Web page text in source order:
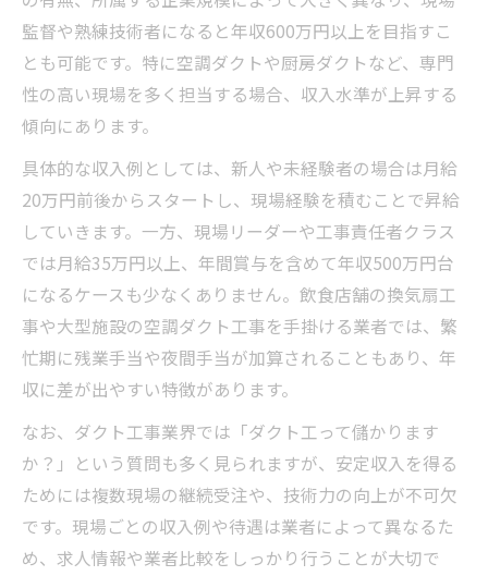
監督や熟練技術者になると年収600万円以上を目指すこ
とも可能です。特に空調ダクトや厨房ダクトなど、専門
性の高い現場を多く担当する場合、収入水準が上昇する
傾向にあります。
具体的な収入例としては、新人や未経験者の場合は月給
20万円前後からスタートし、現場経験を積むことで昇給
していきます。一方、現場リーダーや工事責任者クラス
では月給35万円以上、年間賞与を含めて年収500万円台
になるケースも少なくありません。飲食店舗の換気扇工
事や大型施設の空調ダクト工事を手掛ける業者では、繁
忙期に残業手当や夜間手当が加算されることもあり、年
収に差が出やすい特徴があります。
なお、ダクト工事業界では「ダクト工って儲かります
か？」という質問も多く見られますが、安定収入を得る
ためには複数現場の継続受注や、技術力の向上が不可欠
です。現場ごとの収入例や待遇は業者によって異なるた
め、求人情報や業者比較をしっかり行うことが大切で